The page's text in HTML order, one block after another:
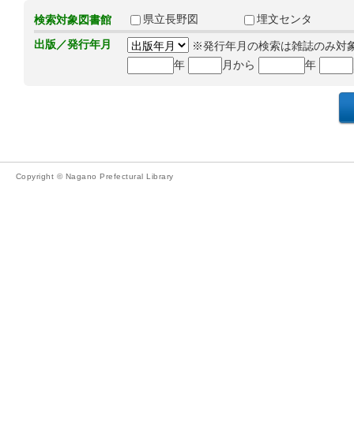
検索対象図書館 県立長野図
埋文センタ
出版／発行年月
※発行年月の検索は雑誌のみ対
年
月から 年
Copyright © Nagano Prefectural Library